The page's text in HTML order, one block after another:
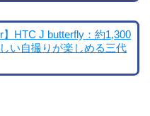
HTC J butterfly：約1,300
い自撮りが楽しめる三代